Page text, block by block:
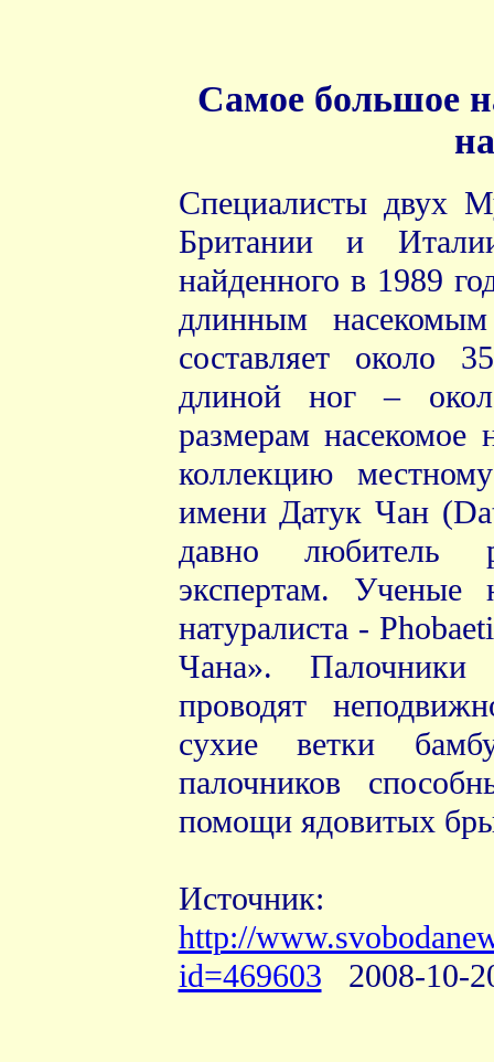
Самое большое
Специалисты двух
Британии и
найденного в 1989
длинным
составляет около
длиной ног –
размерам
коллекцию
имени Датук Чан
давно любитель
экспертам. Ученые
натуралиста -
Чана».
проводят
сухие ветки
палочников
помощи ядовитых
Источник:
http://
id=469603 2008-10-